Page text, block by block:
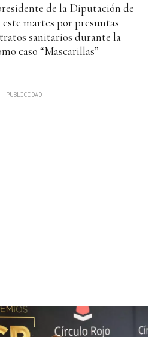
de la Diputación de
martes por presuntas
sanitarios durante la
caso “Mascarillas”